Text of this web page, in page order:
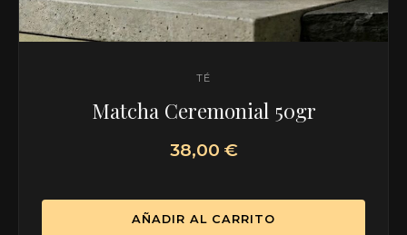
TÉ
Matcha Ceremonial 50gr
38,00 €
AÑADIR AL CARRITO